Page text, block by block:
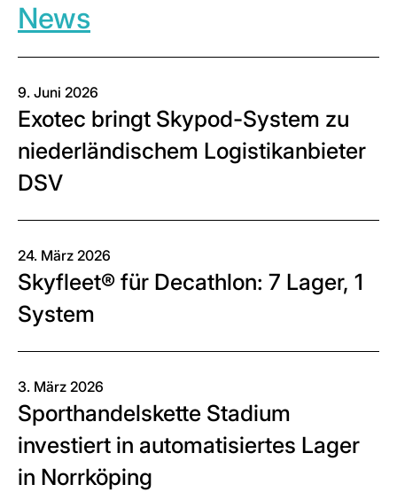
News
9. Juni 2026
Exotec bringt Skypod-System zu
niederländischem Logistikanbieter
DSV
24. März 2026
Skyfleet® für Decathlon: 7 Lager, 1
System
3. März 2026
Sporthandelskette Stadium
investiert in automatisiertes Lager
in Norrköping